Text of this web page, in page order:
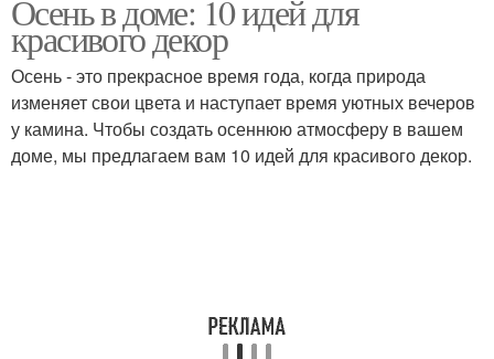
Осень в доме: 10 идей для
красивого декор
Осень - это прекрасное время года, когда природа
изменяет свои цвета и наступает время уютных вечеров
у камина. Чтобы создать осеннюю атмосферу в вашем
доме, мы предлагаем вам 10 идей для красивого декор.